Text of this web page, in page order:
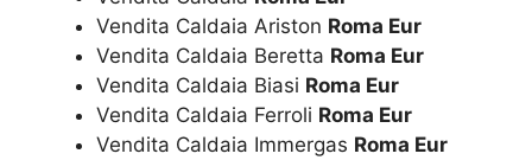
Vendita Caldaia Ariston Roma Eur
Vendita Caldaia Beretta Roma Eur
Vendita Caldaia Biasi Roma Eur
Vendita Caldaia Ferroli Roma Eur
Vendita Caldaia Immergas Roma Eur